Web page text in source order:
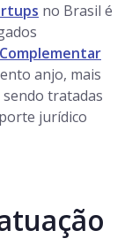
no Brasil é
anjo, mais
sendo tratadas
jurídico